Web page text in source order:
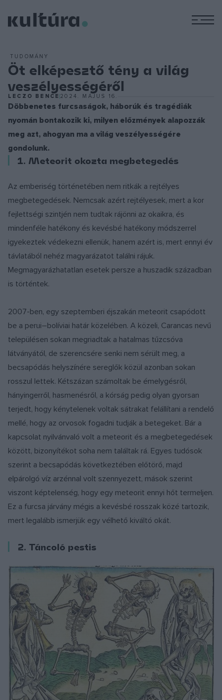
TUDOMÁNY
Öt elképesztő tény a világ
veszélyességéről
LECZO BENCE2024. MÁJUS 16.
Döbbenetes furcsaságok, háborúk és tragédiák
nyomán bontakozik ki, milyen előzmények alapozzák
meg azt, ahogyan ma a világ veszélyességére
gondolunk.
1. Meteorit okozta megbetegedés
Az emberiség történetében nem ritkák a rejtélyes
megbetegedések. Nemcsak azért rejtélyesek, mert a kor
fejlettségi szintjén nem tudtak rájönni az okaikra, és
mindenféle hatékony és kevésbé hatékony módszerrel
igyekeztek védekezni ellenük, hanem azért is, mert ennyi év
távlatából nehéz magyarázatot találni rájuk.
Megmagyarázhatatlan esetek persze a huszadik században
is történtek.
2007-ben, egy szeptemberi éjszakán meteorit csapódott
be a perui–bolíviai határ közelében. A közeli, Carancas nevű
településen sokan megriadtak a hatalmas tűzcsóva
látványától, de szerencsére senki nem sérült meg, a
becsapódás helyszínére sereglők közül azonban sokan
rosszul lettek. Kétszázan számoltak be émelygésről,
hányingerről, hasmenésről, a kórság pedig olyan gyorsan
terjedt, hogy kénytelenek voltak sátrakat felállítani a rendelő
mellé, hogy az orvosok fogadni tudják a betegeket. Bár a
kapcsolat nyilvánvaló volt a meteorit és a megbetegedések
között, bizonyítékot soha nem találtak rá. Egyes tudósok
szerint a becsapódás következtében előtörő, majd
elpárolgó víz arzénnal volt szennyezett, mások szerint
viszont képtelenség, hogy egy meteorit ennyi hőt termeljen.
Ez a furcsa járvány mégis a kevésbé rosszak közé tartozik,
mert legalább ismerjük egy vélhető kiváltó okát.
2. Táncoló pestis